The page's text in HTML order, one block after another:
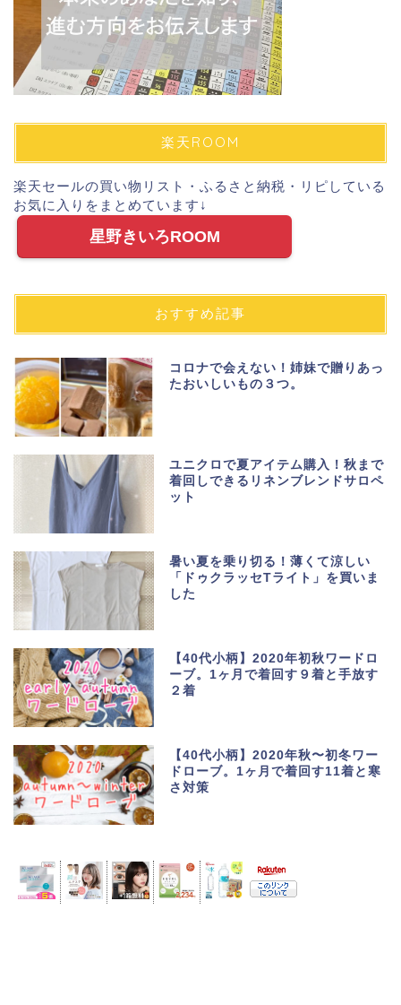
楽天ROOM
楽天セールの買い物リスト・ふるさと納税・リピしている
お気に入りをまとめています↓
星野きいろROOM
おすすめ記事
コロナで会えない！姉妹で贈りあっ
たおいしいもの３つ。
ユニクロで夏アイテム購入！秋まで
着回しできるリネンブレンドサロペ
ット
暑い夏を乗り切る！薄くて涼しい
「ドゥクラッセTライト」を買いま
した
【40代小柄】2020年初秋ワードロ
ーブ。1ヶ月で着回す９着と手放す
２着
【40代小柄】2020年秋〜初冬ワー
ドローブ。1ヶ月で着回す11着と寒
さ対策